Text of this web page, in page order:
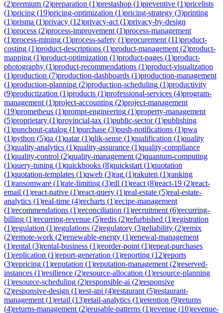
(2)premium (2)preparation (1)prestashop (1)preventive (1)pricelists
(1)pricing (19)pricing-optimization (1)pricing-strategy (3)printing
(1)prisma (1)privacy (12)privacy-act (1)privacy-by-design
(1)process (2)process-improvement (1)process-management
(1)process-mining (1)process-safety (1)procurement (11)product-
costing (1)product-descriptions (1)product-management (2)product-
mapping (1)product-optimization (1)product-pages (1)product-
photography (1)product-recommendations (1)product-visualization
(1)production (7)production-dashboards (1)production-management
(1)production-planning (2)production-scheduling (1)productivity
(9)productization (1)products (1)professional-services (4)program-
management (1)project-accounting (2)project-management
(19)prometheus (1)prompt-engineering (1)property-management
(5)proprietary (1)provincial-tax (1)public-sector(1)publishing
(1)punchout-catalog (1)purchase (3)push-notifications (1)pwa
(1)python (5)qa (1)qatar(1)qlik-sense (1)qualification (1)quality
(3)quality-analytics (1)quality-assurance (1)quality-compliance
(1)quality-control (2)quality-management (2)quantum-computing
(1)query-tuning (1)quickbooks (8)quickstart (1)quotation
(1)quotation-templates (1)qweb (3)rag (1)rakuten (1)ranking
(1)ransomware (1)rate-limiting (3)rdl (1)react (8)react-19 (2)react-
email (1)react-native (1)react-query (1)real-estate (5)real-estate-
analytics (1)real-time (4)recharts (1)recipe-management
(1)recommendations (1)reconciliation (1)recruitment (6)recurring-
billing (1)recurring-revenue (5)redis (2)refurbished (1)registration
(1)regulation (1)regulations (2)regulatory (3)reliability (2)remix
(2)remote-work (2)renewable-energy (1)renewal-management
(1)rental (3)rental-business (1)reorder-point (1)repeat-purchases
(1)replication (1)report-generation (1)reporting (12)reports
(3)repricing (1)reputation (1)reputation-management (2)reserved-
instances (1)resilience (2)resource-allocation (1)resource-planning
(1)resource-scheduling (2)responsible-ai (2)responsive
(2)responsive-design (1)rest-api (4)restaurant (5)restaurant-
management (1)retail (13)retail-analytics (1)retention (9)returns
(4)returns-management (2)reusable-patterns (1)revenue (10)revenue-